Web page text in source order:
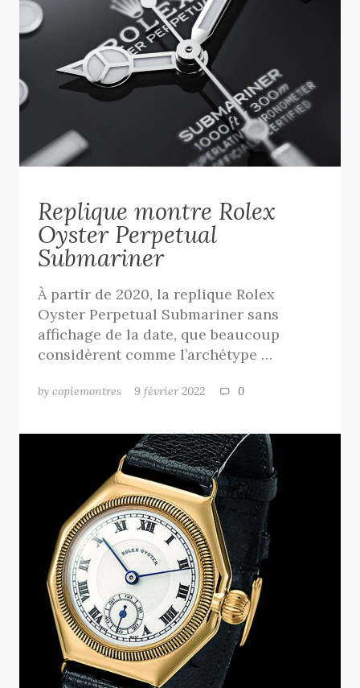
Replique montre Rolex
Oyster Perpetual
Submariner
À partir de 2020, la replique Rolex
Oyster Perpetual Submariner sans
affichage de la date, que beaucoup
considèrent comme l’archétype …
by copiemontres 9 février 2022 0